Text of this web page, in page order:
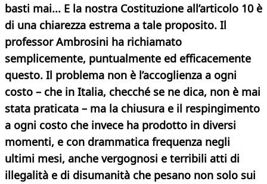
basti mai... E la nostra Costituzione all’articolo 10 è
di una chiarezza estrema a tale proposito. Il
professor Ambrosini ha richiamato
semplicemente, puntualmente ed efficacemente
questo. Il problema non è l’accoglienza a ogni
costo – che in Italia, checché se ne dica, non è mai
stata praticata – ma la chiusura e il respingimento
a ogni costo che invece ha prodotto in diversi
momenti, e con drammatica frequenza negli
ultimi mesi, anche vergognosi e terribili atti di
illegalità e di disumanità che pesano non solo sui